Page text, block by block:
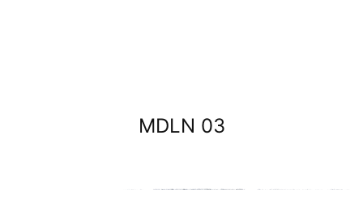
MDLN 03